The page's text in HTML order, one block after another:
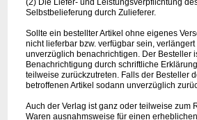
(2) Die Liefer- und Leistungsverpflichtung
Selbstbelieferung durch Zulieferer.
Sollte ein bestellter Artikel ohne eigenes
nicht lieferbar bzw. verfügbar sein,
unverzüglich benachrichtigen. Der Besteller
Benachrichtigung durch schriftliche
teilweise zurückzutreten. Falls der Besteller
betroffenen Artikel sodann unverzüglich
Auch der Verlag ist ganz oder teilweise zum
Waren ausnahmsweise für einen